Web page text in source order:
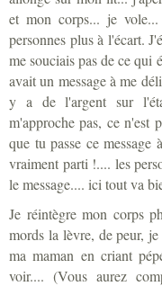
et mon corps... je
personnes plus à l'écart.
me souciais pas de ce qui
avait un message à me
y a de l'argent sur
m'approche pas, ce n'est
que tu passe ce
vraiment parti !.... les
le message.... ici tout va
Je réintègre mon corps
mords la lèvre, de peur,
ma maman en criant
voir.... (Vous aurez